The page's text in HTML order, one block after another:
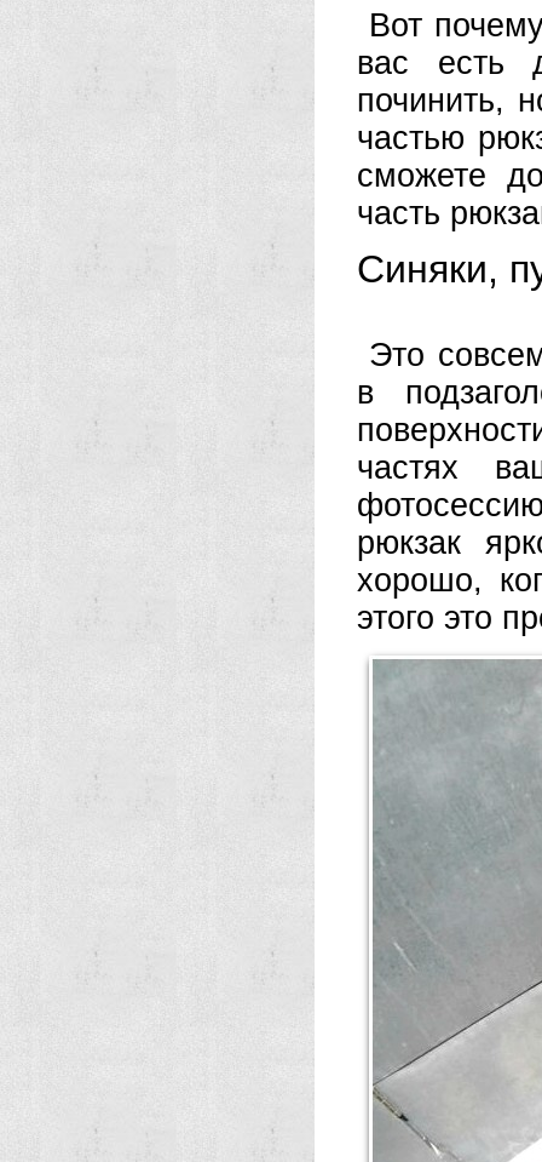
Вот
вас есть
починить,
частью
сможете
часть
Синяки,
Это
в
частях
рюкзак
хорошо,
этого это